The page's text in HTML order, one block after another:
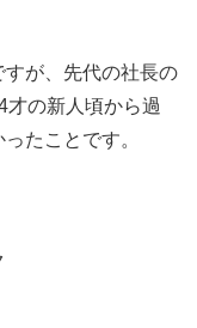
が、先代の社長の
才の新人頃から過
たことです。